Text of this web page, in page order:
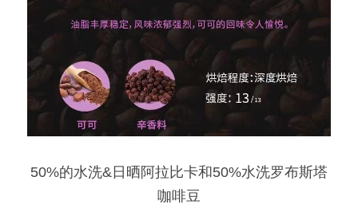
50%的水洗&日晒阿拉比卡和50%水洗罗布斯塔
咖啡豆